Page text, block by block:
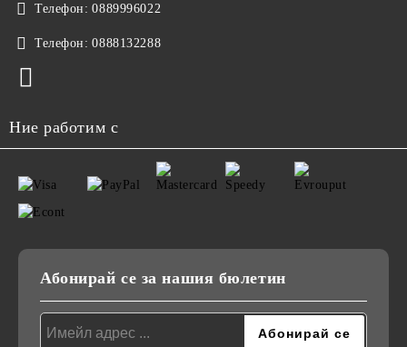
Телефон: 0889996022
Телефон: 0888132288
Ние работим с
Абонирай се за нашия бюлетин